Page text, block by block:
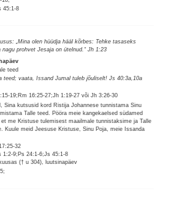
45:1-8
„Mina olen hüüdja hääl kõrbes: Tehke tasaseks
nagu prohvet Jesaja on ütelnud.“ Jh 1:23
teed
teed; vaata, Issand Jumal tuleb jõuliselt! Js 40:3a,10a
19;Rm 16:25-27;Jh 1:19-27 või Jh 3:26-30
Sina kutsusid kord Ristija Johannese tunnistama Sinu
Talle teed. Pööra meie kangekaelsed südamed
me Kristuse tulemisest maailmale tunnistaksime ja Talle
Kuule meid Jeesuse Kristuse, Sinu Poja, meie Issanda
32
1:2-9;Ps 24:1-6;Js 45:1-8
(† u 304), luutsinapäev